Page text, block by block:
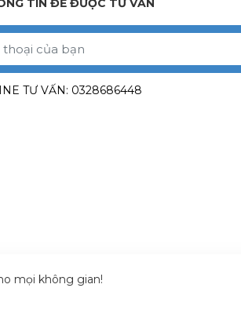
TIN ĐỂ ĐƯỢC TƯ VẤN
TƯ VẤN: 0328686448
mọi không gian!